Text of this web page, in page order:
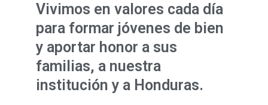
Vivimos en valores cada día
para formar jóvenes de bien
y aportar honor a sus
familias, a nuestra
institución y a Honduras.